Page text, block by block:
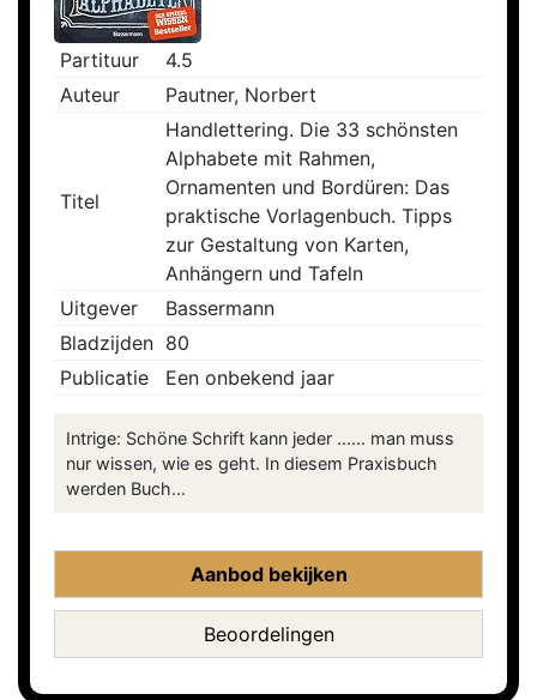
Partituur
4.5
Auteur
Pautner, Norbert
Titel
Handlettering. Die 33 schönsten
Alphabete mit Rahmen,
Ornamenten und Bordüren: Das
praktische Vorlagenbuch. Tipps
zur Gestaltung von Karten,
Anhängern und Tafeln
Uitgever
Bassermann
Bladzijden 80
Publicatie
Een onbekend jaar
Intrige: Schöne Schrift kann jeder ...... man muss
nur wissen, wie es geht. In diesem Praxisbuch
werden Buch...
Aanbod bekijken
Beoordelingen